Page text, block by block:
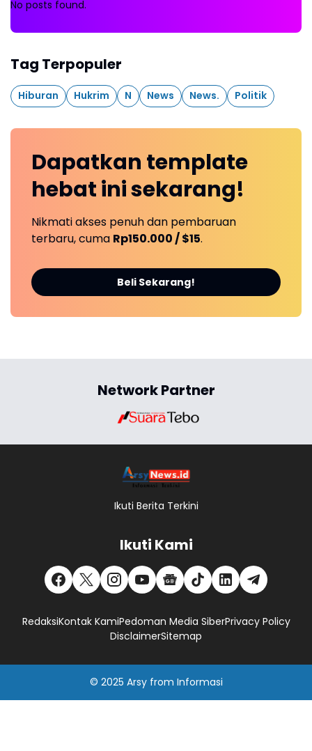
No posts found.
Tag Terpopuler
Hiburan Hukrim N News News. Politik
Dapatkan template
hebat inisekarang!
Nikmati akses penuh dan pembaruan
terbaru, cuma Rp150.000 / $15.
Beli Sekarang!
Network Partner
Ikuti Berita Terkini
Ikuti Kami
RedaksiKontak KamiPedoman Media SiberPrivacy Policy
DisclaimerSitemap
© 2025 Arsyfrom Informasi